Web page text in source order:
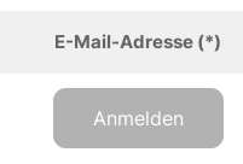
E-Mail-Adresse (*)
Anmelden